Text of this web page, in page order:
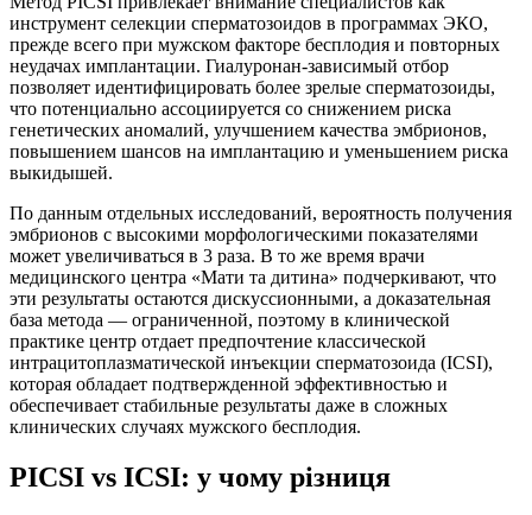
инструмент селекции сперматозоидов в программах ЭКО,
прежде всего при мужском факторе бесплодия и повторных
неудачах имплантации. Гиалуронан-зависимый отбор
позволяет идентифицировать более зрелые сперматозоиды,
что потенциально ассоциируется со снижением риска
генетических аномалий, улучшением качества эмбрионов,
повышением шансов на имплантацию и уменьшением риска
выкидышей.
По данным отдельных исследований, вероятность получения
эмбрионов с высокими морфологическими показателями
может увеличиваться в 3 раза. В то же время врачи
медицинского центра «Мати та дитина» подчеркивают, что
эти результаты остаются дискуссионными, а доказательная
база метода — ограниченной, поэтому в клинической
практике центр отдает предпочтение классической
интрацитоплазматической инъекции сперматозоида (ICSI),
которая обладает подтвержденной эффективностью и
обеспечивает стабильные результаты даже в сложных
клинических случаях мужского бесплодия.
PICSI vs ICSI: у чому різниця